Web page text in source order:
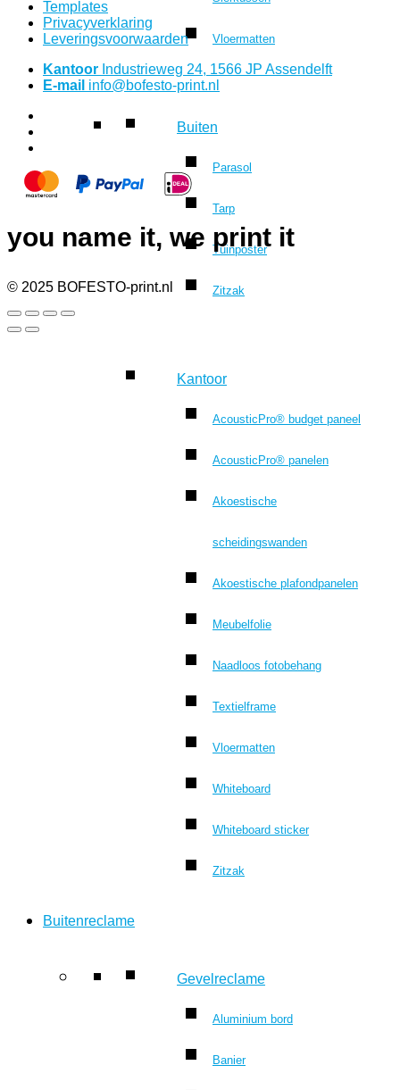
Vloermatten
Buiten
Parasol
Tarp
Tuinposter
Zitzak
Kantoor
AcousticPro® budget paneel
AcousticPro® panelen
Akoestische
scheidingswanden
Akoestische plafondpanelen
Meubelfolie
Naadloos fotobehang
Textielframe
Vloermatten
Whiteboard
Whiteboard sticker
Zitzak
Buitenreclame
Gevelreclame
Aluminium bord
Banier
Templates
Privacyverklaring
Leveringsvoorwaarden
Kantoor Industrieweg 24, 1566 JP Assendelft
E-mail info@bofesto-print.nl
you name it, we print it
© 2025 BOFESTO-print.nl